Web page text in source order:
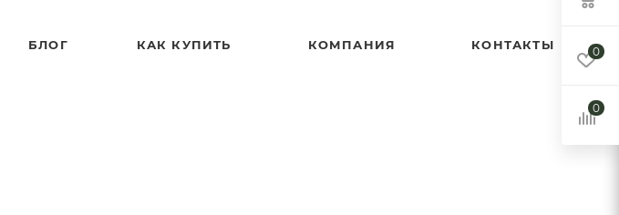
БЛОГ КАК КУПИТЬ КОМПАНИЯ КОНТАКТЫ 0
0